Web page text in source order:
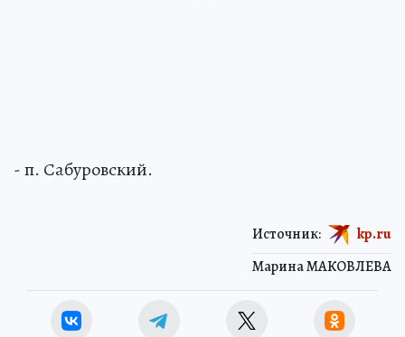
- п. Сабуровский.
Марина МАКОВЛЕВА
Источник: kp.ru